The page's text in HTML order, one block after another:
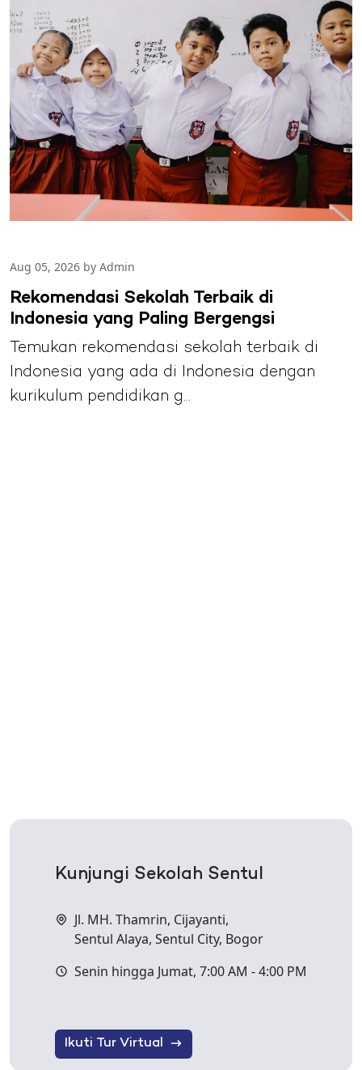
Aug 05, 2026 by Admin
Rekomendasi Sekolah Terbaik di
Indonesia yang Paling Bergengsi
Temukan rekomendasi sekolah terbaik di
Indonesia yang ada di Indonesia dengan
kurikulum pendidikan g...
Kunjungi Sekolah Sentul
Jl. MH. Thamrin, Cijayanti,
Sentul Alaya, Sentul City, Bogor
Senin hingga Jumat, 7:00 AM - 4:00 PM
Ikuti Tur Virtual